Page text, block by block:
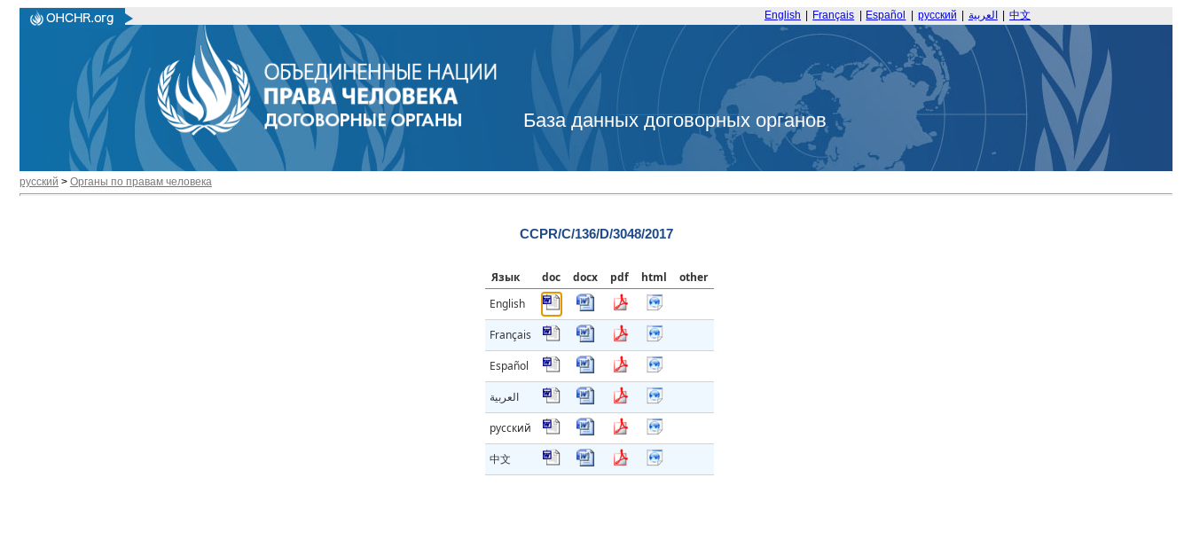
English Français Español русский العربية 中文
База данных договорных органов
русский > Органы по правам человека
CCPR/C/136/D/3048/2017
Язык doc docx pdf html
other
English
Français
Español
العربية
русский
中文